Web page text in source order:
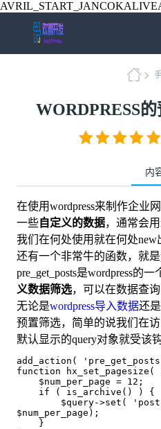
WORDPRESS
内
在使用wordpress来制作企业
一些自定义的数据，通常会用
我们在何处使用就在何处new
还有一个非常牛的函数，就是
pre_get_posts是wordpress的
义数据筛选，可以在数据查
无论是wordpress导入数据还
预置筛选，简单的说我们在访
默认显示的query对象就受该
add_action(
function hx_set_pagesize(
$num_per_page);